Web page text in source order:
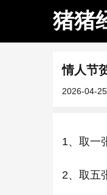
猪猪
情人节
2026-04-
1、取一
2、取五